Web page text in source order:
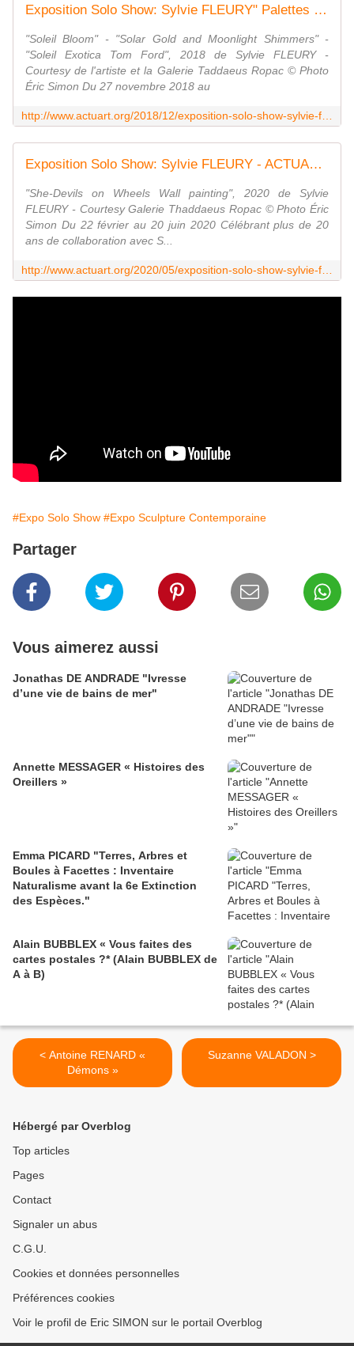
Exposition Solo Show: Sylvie FLEURY" Palettes of Shadows " - ACTUART by Eric SIMON
"Soleil Bloom" - "Solar Gold and Moonlight Shimmers" -
"Soleil Exotica Tom Ford", 2018 de Sylvie FLEURY -
Courtesy de l'artiste et la Galerie Taddaeus Ropac © Photo
Éric Simon Du 27 novembre 2018 au
Exposition Solo Show: Sylvie FLEURY - ACTUART by Eric SIMON
"She-Devils on Wheels Wall painting", 2020 de Sylvie
FLEURY - Courtesy Galerie Thaddaeus Ropac © Photo Éric
Simon Du 22 février au 20 juin 2020 Célébrant plus de 20
ans de collaboration avec S...
#Expo Solo Show #Expo Sculpture Contemporaine
Partager
Vous aimerez aussi
Jonathas DE ANDRADE "Ivresse
d’une vie de bains de mer"
Annette MESSAGER « Histoires des
Oreillers »
Emma PICARD "Terres, Arbres et
Boules à Facettes : Inventaire
Naturalisme avant la 6e Extinction
des Espèces."
Alain BUBBLEX « Vous faites des
cartes postales ?* (Alain BUBBLEX de
A à B)
< Antoine RENARD «
Démons »
Suzanne VALADON >
Hébergé par Overblog
Top articles
Pages
Contact
Signaler un abus
C.G.U.
Cookies et données personnelles
Préférences cookies
Voir le profil de Eric SIMON sur le portail Overblog